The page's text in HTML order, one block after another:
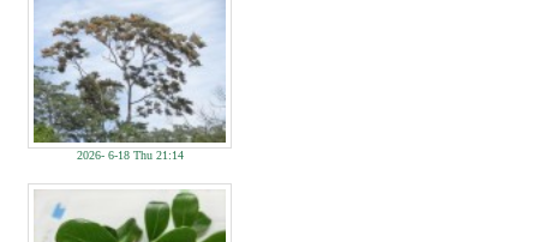
2026- 6-18 Thu 21:14